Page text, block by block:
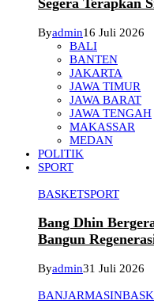
Segera Terapkan
Byadmin16 Juli 2026
BALI
BANTEN
JAKARTA
JAWA TIMUR
JAWA BARAT
JAWA TENGAH
MAKASSAR
MEDAN
POLITIK
SPORT
BASKETSPORT
Bang Dhin
Bangun
Byadmin31 Juli 2026
BANJARMASIN